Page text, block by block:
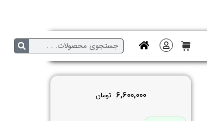
6,600,000 تومان